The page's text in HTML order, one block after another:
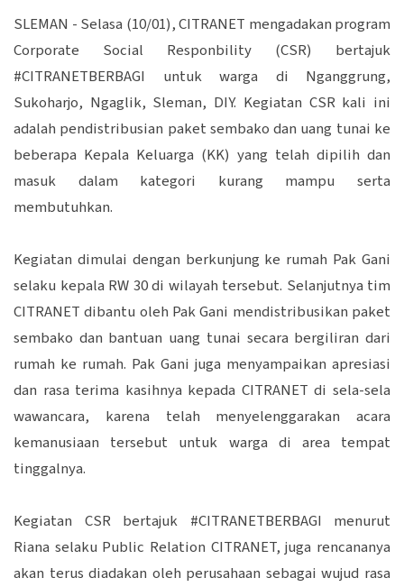
SLEMAN - Selasa (10/01), CITRANET mengadakan program
Corporate Social Responbility (CSR) bertajuk
#CITRANETBERBAGI untuk warga di Nganggrung,
Sukoharjo, Ngaglik, Sleman, DIY. Kegiatan CSR kali ini
adalah pendistribusian paket sembako dan uang tunai ke
beberapa Kepala Keluarga (KK) yang telah dipilih dan
masuk dalam kategori kurang mampu serta
membutuhkan.
Kegiatan dimulai dengan berkunjung ke rumah Pak Gani
selaku kepala RW 30 di wilayah tersebut. Selanjutnya tim
CITRANET dibantu oleh Pak Gani mendistribusikan paket
sembako dan bantuan uang tunai secara bergiliran dari
rumah ke rumah. Pak Gani juga menyampaikan apresiasi
dan rasa terima kasihnya kepada CITRANET di sela-sela
wawancara, karena telah menyelenggarakan acara
kemanusiaan tersebut untuk warga di area tempat
tinggalnya.
Kegiatan CSR bertajuk #CITRANETBERBAGI menurut
Riana selaku Public Relation CITRANET, juga rencananya
akan terus diadakan oleh perusahaan sebagai wujud rasa